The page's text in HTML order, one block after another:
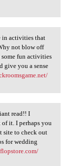
in activities that
not blow off
fun activities
give you a sense
read!! I
it. I perhaps you
site to check out
for wedding